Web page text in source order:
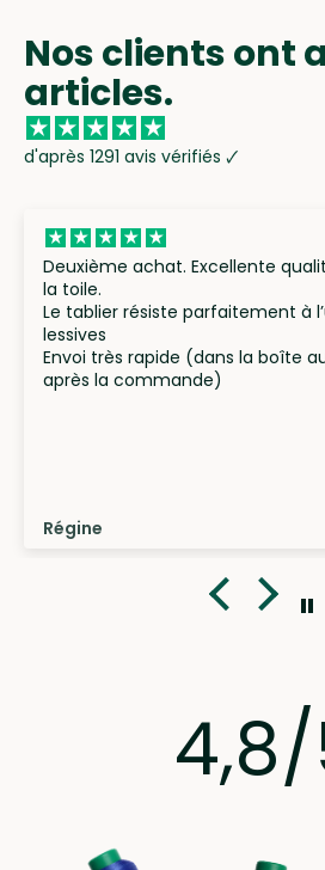
Nos clients ont
articles.
d'après 1291 avis vérifiés 🗸
Deuxième achat. Excellente
la toile.
Le tablier résiste parfaitement à
lessives
Envoi très rapide (dans la boîte
après la commande)
Régine